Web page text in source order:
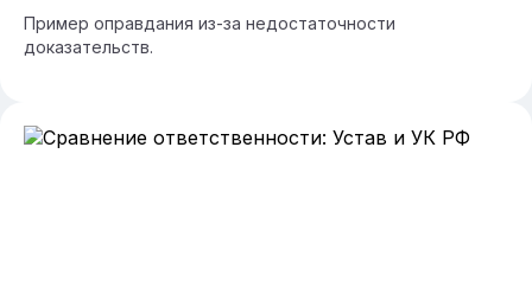
Пример оправдания из-за недостаточности
доказательств.